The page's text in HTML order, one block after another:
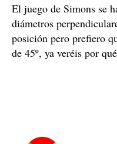
El juego de Simons se
diámetros
posición pero prefiero
de 45º, ya veréis por